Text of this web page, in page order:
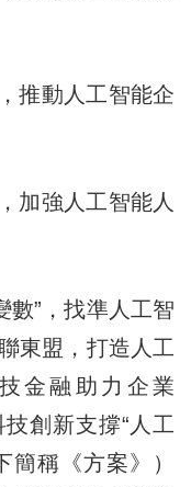
動人工智能企
強人工智能人
”，找準人工智
東盟，打造人工
金融助力企業
創新支撐“人工
簡稱《方案》）